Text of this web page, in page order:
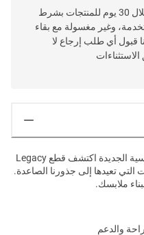
خدمة إرجاع سهلة وسريعة خلال 30 يوم للمنتجات بشرط
وغير مغسولة مع بقاء
قبول أي طلب إرجاع لا
المدرسة القديمة تناسب المصاعد المدرسية الجديدة اكتشف قطع Legacy
التي تعيدها إلى جذورنا الصاعدة.
ملابسك.
والدعم